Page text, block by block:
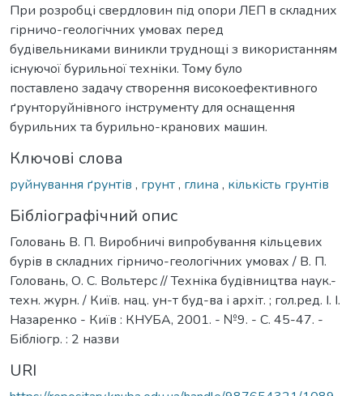
При розробці свердловин під опори ЛЕП в складних
гірничо-геологічних умовах перед
будівельниками виникли труднощі з використанням
існуючої бурильної техніки. Тому було
поставлено задачу створення високоефективного
ґрунторуйнівного інструменту для оснащення
бурильних та бурильно-кранових машин.
Ключові слова
руйнування ґрунтів , грунт, глина , кількість грунтів
Бібліографічний опис
Головань В. П. Виробничі випробування кільцевих
бурів в складних гірничо-геологічних умовах / В. П.
Головань, О. С. Вольтерс // Техніка будівництва наук.-
техн. журн. / Київ. нац. ун-т буд-ва і архіт. ; гол.ред. І. І.
Назаренко - Київ : КНУБА, 2001. - №9. - С. 45-47. -
Бібліогр. : 2 назви
URI